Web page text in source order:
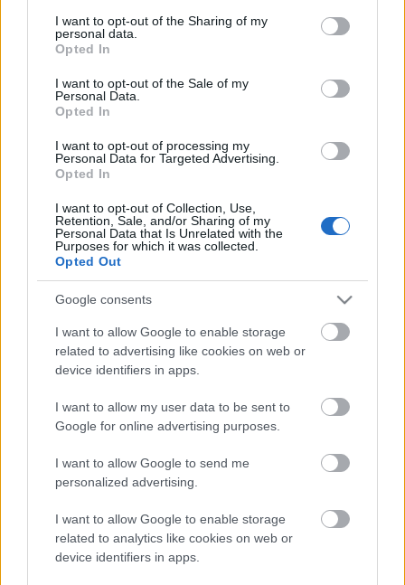
not limited to your visit or usage behaviour. You may click to
grant or deny consent to Google and its third-party tags to
use your data for below specified purposes in below Google
consent section.
I want to opt-out of the Sharing of my
personal data.
Opted In
I want to opt-out of the Sale of my
Personal Data.
Opted In
I want to opt-out of processing my
Personal Data for Targeted Advertising.
Opted In
I want to opt-out of Collection, Use,
Retention, Sale, and/or Sharing of my
Personal Data that Is Unrelated with the
Purposes for which it was collected.
Opted Out
Google consents
I want to allow Google to enable storage
related to advertising like cookies on web or
device identifiers in apps.
I want to allow my user data to be sent to
Google for online advertising purposes.
I want to allow Google to send me
personalized advertising.
I want to allow Google to enable storage
related to analytics like cookies on web or
device identifiers in apps.
másodfokúra csökken a riasztás
HIRDETÉS
Paks II.: Mit jelent az 5. blokk új
mérföldköve a felülvizsgálat
árnyékában?
Fontos a postaládákba költöző
széncinegék védelme